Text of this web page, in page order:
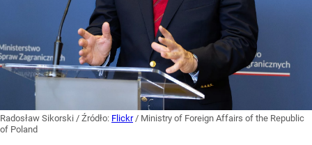
Radosław Sikorski / Źródło: Flickr / Ministry of Foreign Affairs of the Republic
of Poland